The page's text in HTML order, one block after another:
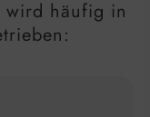
wird häufig in